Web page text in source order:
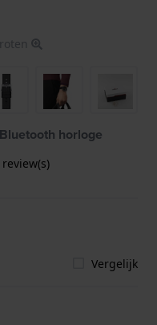
horloge
review(s)
Vergelijk